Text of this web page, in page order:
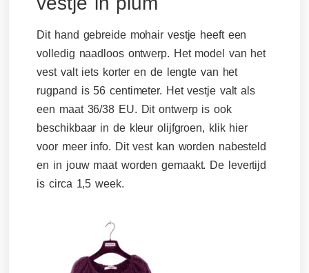
Dit hand gebreide mohair vestje heeft een
volledig naadloos ontwerp. Het model van het
vest valt iets korter en de lengte van het
rugpand is 56 centimeter. Het vestje valt als
een maat 36/38 EU. Dit ontwerp is ook
beschikbaar in de kleur olijfgroen, klik hier
voor meer info. Dit vest kan worden nabesteld
en in jouw maat worden gemaakt. De levertijd
is circa 1,5 week.